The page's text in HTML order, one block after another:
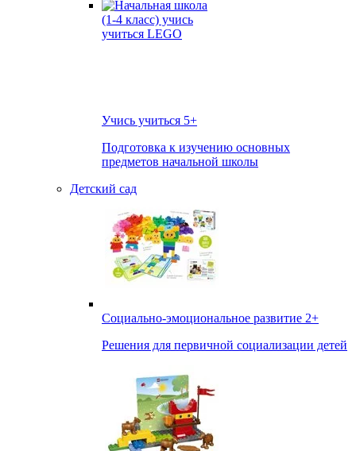
Учись учиться 5+
Подготовка к изучению основных
предметов начальной школы
Детский сад
Социально-эмоциональное развитие 2+
Решения для первичной социализации детей